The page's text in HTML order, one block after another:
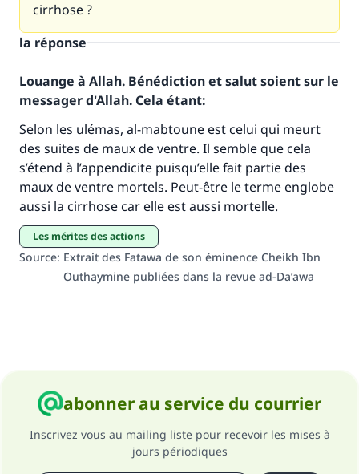
cirrhose ?
la réponse
Louange à Allah. Bénédiction et salut soient sur le
messager d'Allah. Cela étant:
Selon les ulémas, al-mabtoune est celui qui meurt
des suites de maux de ventre. Il semble que cela
s’étend à l’appendicite puisqu’elle fait partie des
maux de ventre mortels. Peut-être le terme englobe
aussi la cirrhose car elle est aussi mortelle.
Les mérites des actions
Source: Extrait des Fatawa de son éminence Cheikh Ibn
Outhaymine publiées dans la revue ad-Da’awa
abonner au service du courrier
Inscrivez vous au mailing liste pour recevoir les mises à
jours périodiques
Faites une différence dans la vie de
millions de personnes grâce à votre
contribution
Aidez nous à apporter des réponses.
Le Messager d'Allah (Paix sur lui) a dit:
"Celui qui indique une bonne action obtient la
même récompense que celui qui le fait."